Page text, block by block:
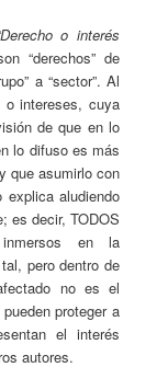
o interés
“derechos” de
a “sector”. Al
o intereses, cuya
de que en lo
lo difuso es más
que asumirlo con
aludiendo
es decir, TODOS
en la
pero dentro de
no es el
proteger a
el interés
autores.